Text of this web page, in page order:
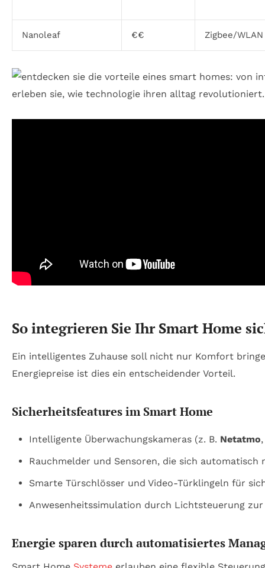
Nanoleaf €€ Zigbee/WLAN
So integrieren Sie Ihr Smart Home
Ein intelligentes Zuhause soll nicht nur Komfort
Energiepreise ist dies ein entscheidender Vorteil.
Sicherheitsfeatures im Smart Home
Intelligente Überwachungskameras (z. B. Netatmo
Rauchmelder und Sensoren, die sich automatisch
Smarte Türschlösser und Video-Türklingeln für
Anwesenheitssimulation durch Lichtsteuerung
Energie sparen durch automatisiertes